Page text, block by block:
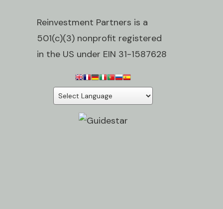
Reinvestment Partners is a
501(c)(3) nonprofit registered
in the US under EIN 31-1587628